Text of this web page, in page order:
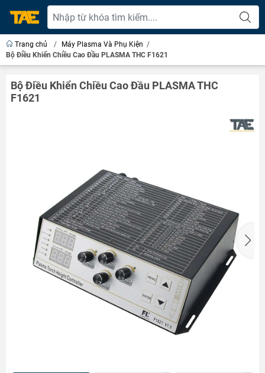
Trang chủ / Máy Plasma Và Phụ Kiện /
Bộ Điều Khiển Chiều Cao Đầu PLASMA THC F1621
Bộ Điều Khiển Chiều Cao Đầu PLASMA THC
F1621